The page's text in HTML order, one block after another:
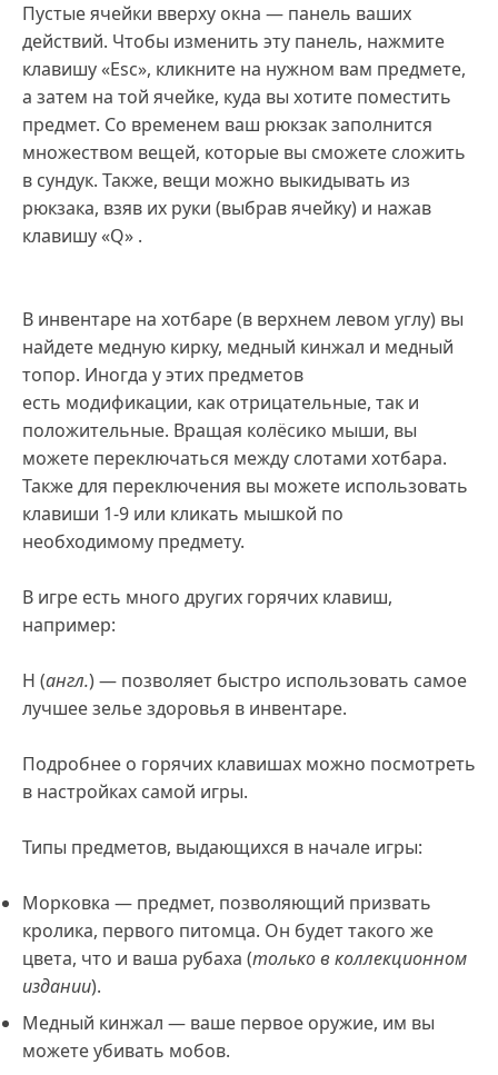
Пустые ячейки вверху окна — панель ваших
действий. Чтобы изменить эту панель, нажмите
клавишу «Esc», кликните на нужном вам предмете,
а затем на той ячейке, куда вы хотите поместить
предмет. Со временем ваш рюкзак заполнится
множеством вещей, которые вы сможете сложить
в сундук. Также, вещи можно выкидывать из
рюкзака, взяв их руки (выбрав ячейку) и нажав
клавишу «Q» .
В инвентаре на хотбаре (в верхнем левом углу) вы
найдете медную кирку, медный кинжал и медный
топор. Иногда у этих предметов
есть модификации, как отрицательные, так и
положительные. Вращая колёсико мыши, вы
можете переключаться между слотами хотбара.
Также для переключения вы можете использовать
клавиши 1-9 или кликать мышкой по
необходимому предмету.
В игре есть много других горячих клавиш,
например:
H (англ.) — позволяет быстро использовать самое
лучшее зелье здоровья в инвентаре.
Подробнее о горячих клавишах можно посмотреть
в настройках самой игры.
Типы предметов, выдающихся в начале игры:
Морковка — предмет, позволяющий призвать
кролика, первого питомца. Он будет такого же
цвета, что и ваша рубаха (только в коллекционном
издании).
Медный кинжал — ваше первое оружие, им вы
можете убивать мобов.